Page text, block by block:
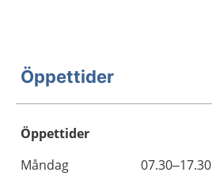
Öppettider
Öppettider
Dag
Öppettider
Kommentarer
Måndag
07.30–17.30